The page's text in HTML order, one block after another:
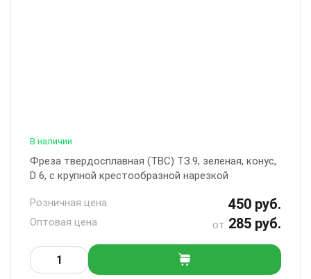
В наличии
Фреза твердосплавная (ТВС) ТЗ.9, зеленая, конус,
D 6, с крупной крестообразной нарезкой
Розничная цена 450 руб.
Оптовая цена от 285 руб.